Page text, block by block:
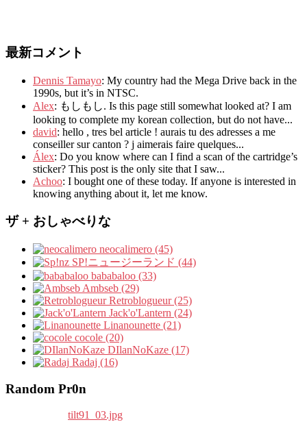
最新コメント
Dennis Tamayo: My country had the Mega Drive back in the
1990s, but it’s in NTSC.
Alex: もしもし. Is this page still somewhat looked at? I am
looking to complete my korean collection, but do not have...
david: hello , tres bel article ! aurais tu des adresses a me
conseiller sur canton ? j aimerais faire quelques...
Álex: Do you know where can I find a scan of the cartridge’s
sticker? This post is the only site that I saw...
Achoo: I bought one of these today. If anyone is interested in
knowing anything about it, let me know.
ザ + おしゃべりな
neocalimero (45)
SP!ニュージーランド (44)
bababaloo (33)
Ambseb (29)
Retroblogueur (25)
Jack'o'Lantern (24)
Linanounette (21)
cocole (20)
DIlanNoKaze (17)
Radaj (16)
Random Pr0n